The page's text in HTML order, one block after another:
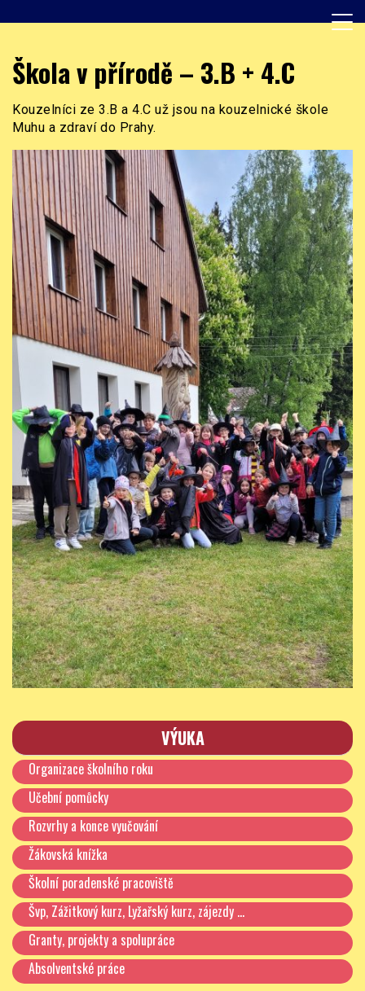
to
ZŠ Burešova
Škola v přírodě – 3.B + 4.C
Kouzelníci ze 3.B a 4.C už jsou na kouzelnické škole
Muhu a zdraví do Prahy.
Mgr. Ivana Kuncová, vedoucí švpř
VÝUKA
Organizace školního roku
Učební pomůcky
Rozvrhy a konce vyučování
Žákovská knížka
Školní poradenské pracoviště
Švp, Zážitkový kurz, Lyžařský kurz, zájezdy …
Granty, projekty a spolupráce
Absolventské práce